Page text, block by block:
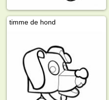
timme de hond